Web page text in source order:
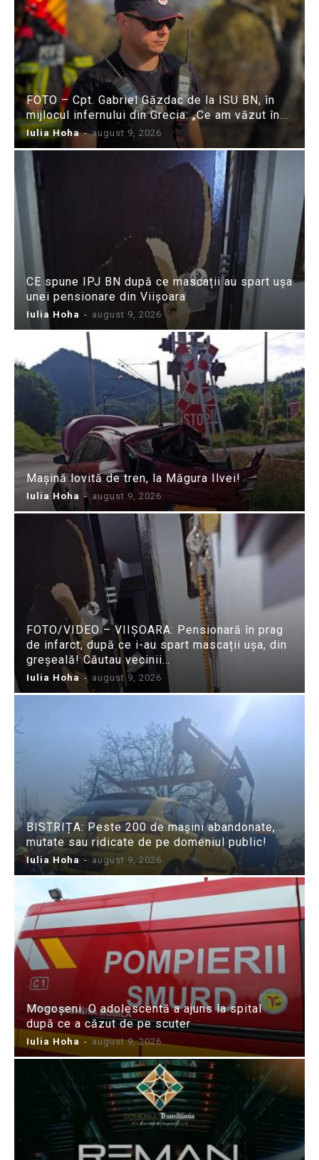
FOTO – Cpt. Gabriel Găzdac de la ISU BN, în
mijlocul infernului din Grecia: „Ce am văzut în...
Iulia Hoha - august 9, 2026
CE spune IPJ BN după ce mascații au spart ușa
unei pensionare din Viișoara
Iulia Hoha - august 9, 2026
Mașină lovită de tren, la Măgura Ilvei!
Iulia Hoha - august 9, 2026
FOTO/VIDEO – VIIȘOARA: Pensionară în prag
de infarct, după ce i-au spart mascații ușa, din
greșeală! Căutau vecinii…
Iulia Hoha - august 9, 2026
BISTRIȚA: Peste 200 de mașini abandonate,
mutate sau ridicate de pe domeniul public!
Iulia Hoha - august 9, 2026
Mogoșeni: O adolescentă a ajuns la spital
după ce a căzut de pe scuter
Iulia Hoha - august 9, 2026